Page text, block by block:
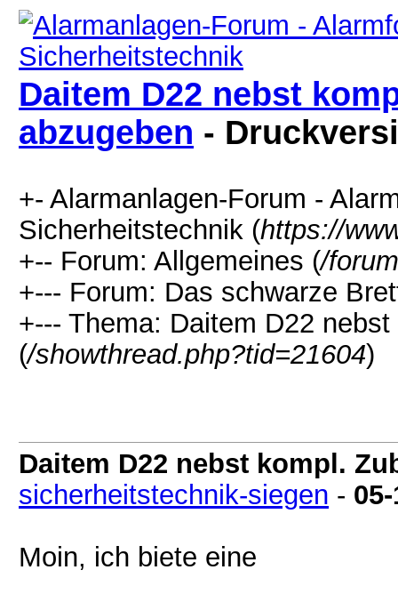
Daitem D22 nebst
abzugeben -
+- Alarmanlagen-Forum -
Sicherheitstechnik (https://
+-- Forum: Allgemeines (/
+--- Forum: Das schwarze
+--- Thema: Daitem D22
(/showthread.php?tid=21604)
Daitem D22 nebst kompl.
sicherheitstechnik-siegen -
Moin, ich biete eine